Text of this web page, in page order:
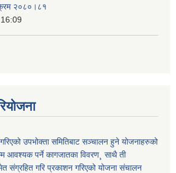
२०८०।८१
उपभोक्ता समितिबाट सञ्चालन हुने योजनाहरुको
आवश्यक पर्ने कागजातका विवरण¸ साथै ती
संग्रहित गरि प्रकाशन गरिएको योजना संचालन